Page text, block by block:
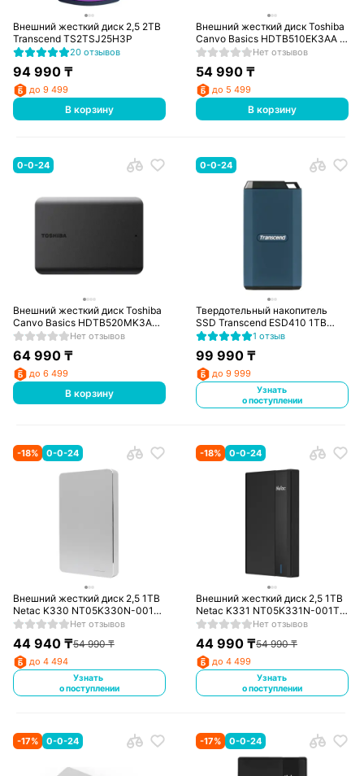
Внешний жесткий диск 2,5 2TB
Transcend TS2TSJ25H3P
20 отзывов
94 990₸
до 9 499
В корзину
Внешний жесткий диск Toshiba
Canvo Basics HDTB510EK3AA 1
TB
Нет отзывов
54 990 ₸
до 5 499
В корзину
0-0-24
Внешний жесткий диск Toshiba
Canvo Basics HDTB520MK3AA
2 TB
Нет отзывов
64 990₸
до 6 499
В корзину
0-0-24
Твердотельный накопитель
SSD Transcend ESD410 1TB
(TS1TESD410C)
1 отзыв
99 990 ₸
до 9 999
Узнать
о поступлении
-18% 0-0-24
Внешний жесткий диск 2,5 1TB
Netac K330 NT05K330N-001T-
30SL сереброНет отзывов
44 940₸54 990₸
до 4 494
Узнать
о поступлении
-18% 0-0-24
Внешний жесткий диск 2,5 1TB
Netac K331 NT05K331N-001T-
30BK черныйНет отзывов
44 990 ₸54 990₸
до 4 499
Узнать
о поступлении
-17% 0-0-24 -17% 0-0-24